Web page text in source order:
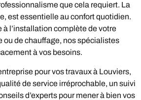
que cela requiert. La
est essentielle au confort quotidien.
à l’installation complète de votre
ou de chauffage, nos spécialistes
à vos besoins.
pour vos travaux à Louviers,
de service irréprochable, un suivi
d’experts pour mener à bien vos